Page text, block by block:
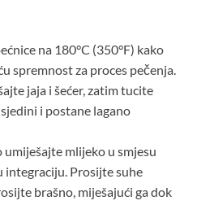
na 180°C (350°F) kako
spremnost za proces pečenja.
jaja i šećer, zatim tucite
i postane lagano
mlijeko u smjesu
integraciju. Prosijte suhe
brašno, miješajući ga dok